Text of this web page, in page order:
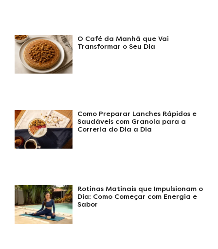
O Café da Manhã que Vai
Transformar o Seu Dia
Como Preparar Lanches Rápidos e
Saudáveis com Granola para a
Correria do Dia a Dia
Rotinas Matinais que Impulsionam o
Dia: Como Começar com Energia e
Sabor